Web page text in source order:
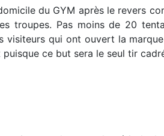
du GYM après le revers
troupes. Pas moins de 20
qui ont ouvert la
puisque ce but sera le seul tir